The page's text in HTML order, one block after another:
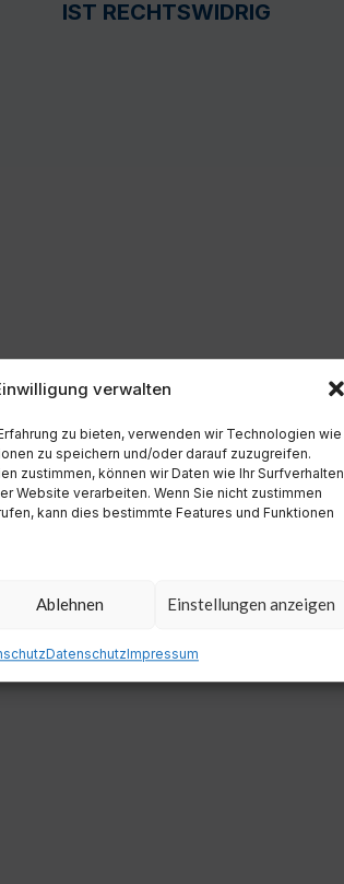
verwalten
zu bieten, verwenden wir Technologien wie
zu speichern und/oder darauf zuzugreifen.
zustimmen, können wir Daten wie Ihr Surfverhalten
Website verarbeiten. Wenn Sie nicht zustimmen
kann dies bestimmte Features und Funktionen
Ablehnen Einstellungen anzeigen
DatenschutzImpressum
IST RECHTSWIDRIG